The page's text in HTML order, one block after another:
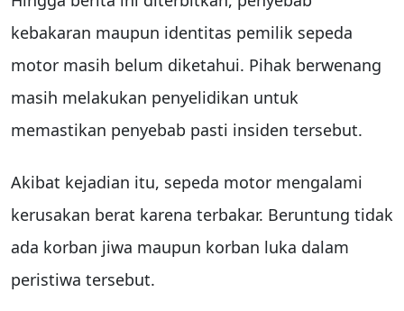
kebakaran maupun identitas pemilik sepeda
motor masih belum diketahui. Pihak berwenang
masih melakukan penyelidikan untuk
memastikan penyebab pasti insiden tersebut.
Akibat kejadian itu, sepeda motor mengalami
kerusakan berat karena terbakar. Beruntung tidak
ada korban jiwa maupun korban luka dalam
peristiwa tersebut.